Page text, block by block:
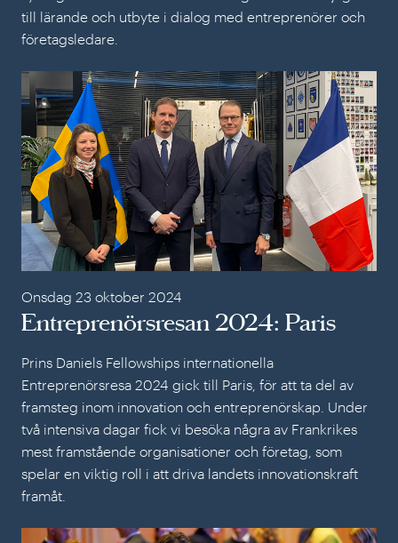
till lärande och utbyte i dialog med entreprenörer och
företagsledare.
Onsdag 23 oktober 2024
Entreprenörsresan 2024: Paris
Prins Daniels Fellowships internationella
Entreprenörsresa 2024 gick till Paris, för att ta del av
framsteg inom innovation och entreprenörskap. Under
två intensiva dagar fick vi besöka några av Frankrikes
mest framstående organisationer och företag, som
spelar en viktig roll i att driva landets innovationskraft
framåt.